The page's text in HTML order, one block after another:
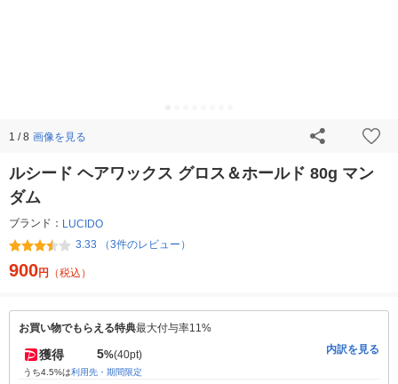
1 / 8 画像を見る
ルシード ヘアワックス グロス＆ホールド 80g マン
ダム
ブランド： LUCIDO
3.33 （3件のレビュー）
900円 （税込）
お買い物でもらえる特典最大付与率11%
獲得 5%(40pt)
うち4.5%は利用先・期間限定
内訳を見る